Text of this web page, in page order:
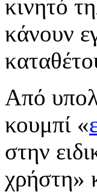
κινητό
κάνουν
Από
κουμπί «
στην
χρήστη»